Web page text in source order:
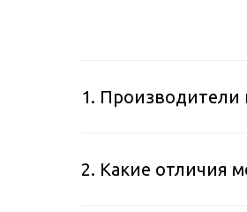
1. Производители
2. Какие отличия